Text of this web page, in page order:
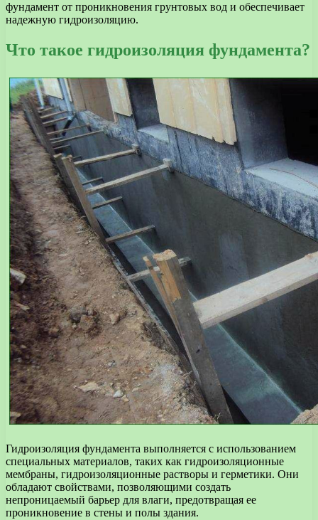
фундамент от проникновения грунтовых вод и обеспечивает
надежную гидроизоляцию.
Что такое гидроизоляция фундамента?
Гидроизоляция фундамента выполняется с использованием
специальных материалов, таких как гидроизоляционные
мембраны, гидроизоляционные растворы и герметики. Они
обладают свойствами, позволяющими создать
непроницаемый барьер для влаги, предотвращая ее
проникновение в стены и полы здания.